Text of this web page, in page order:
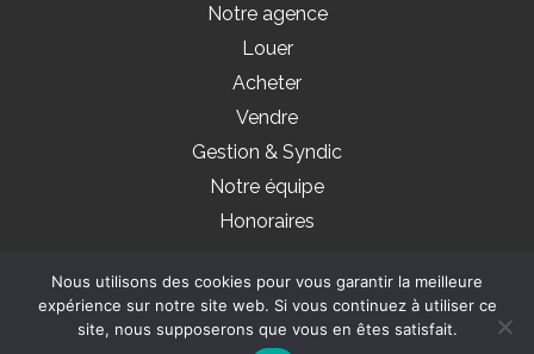
Notre agence
Louer
Acheter
Vendre
Gestion & Syndic
Notre équipe
Honoraires
Copyright 2021 © clermont-province.com - Tous droits réservés -
Mentions légales
Conception :Seekoya
Nous utilisons des cookies pour vous garantir la meilleure
expérience sur notre site web. Si vous continuez à utiliser ce
site, nous supposerons que vous en êtes satisfait.